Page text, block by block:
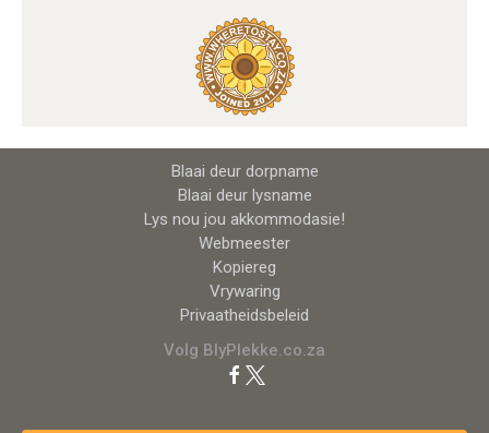
Blaai deur dorpname
Blaai deur lysname
Lys nou jou akkommodasie!
Webmeester
Kopiereg
Vrywaring
Privaatheidsbeleid
Volg BlyPlekke.co.za